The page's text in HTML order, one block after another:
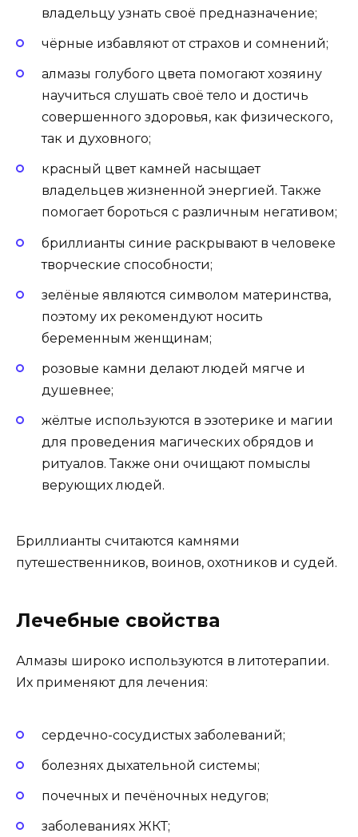
владельцу узнать своё предназначение;
чёрные избавляют от страхов и сомнений;
алмазы голубого цвета помогают хозяину
научиться слушать своё тело и достичь
совершенного здоровья, как физического,
так и духовного;
красный цвет камней насыщает
владельцев жизненной энергией. Также
помогает бороться с различным негативом;
бриллианты синие раскрывают в человеке
творческие способности;
зелёные являются символом материнства,
поэтому их рекомендуют носить
беременным женщинам;
розовые камни делают людей мягче и
душевнее;
жёлтые используются в эзотерике и магии
для проведения магических обрядов и
ритуалов. Также они очищают помыслы
верующих людей.
Бриллианты считаются камнями
путешественников, воинов, охотников и судей.
Лечебные свойства
Алмазы широко используются в литотерапии.
Их применяют для лечения:
сердечно-сосудистых заболеваний;
болезнях дыхательной системы;
почечных и печёночных недугов;
заболеваниях ЖКТ;